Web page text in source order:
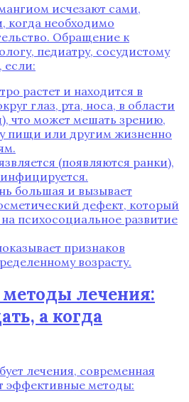
исчезают сами‚
когда необходимо
Обращение к
педиатру‚ сосудистому
если:
растет и находится в
глаз‚ рта‚ носа‚ в области
что может мешать зрению‚
пищи или другим жизненно
(появляются ранки)‚
большая и вызывает
дефект‚ который
психосоциальное развитие
признаков
возрасту.
лечения:
а когда
лечения‚ современная
эффективные методы: